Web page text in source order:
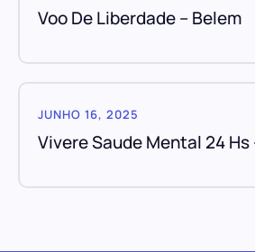
Voo De Liberdade – Belem
JUNHO 16, 2025
Vivere Saude Mental 24